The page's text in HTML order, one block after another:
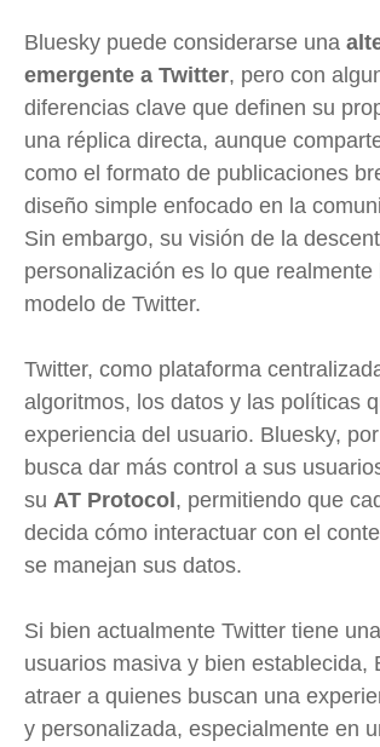
Bluesky puede considerarse una
emergente a Twitter, pero con
diferencias clave que definen su
una réplica directa, aunque
como el formato de publicaciones
diseño simple enfocado en la
Sin embargo, su visión de la
personalización es lo que realmente
modelo de Twitter.
Twitter, como plataforma
algoritmos, los datos y las políticas
experiencia del usuario. Bluesky,
busca dar más control a sus
su AT Protocol, permitiendo que
decida cómo interactuar con el
se manejan sus datos.
Si bien actualmente Twitter tiene
usuarios masiva y bien establecida,
atraer a quienes buscan una
y personalizada, especialmente en